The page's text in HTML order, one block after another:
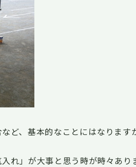
ど、基本的なことにはなります
れ」が大事と思う時が時々あり